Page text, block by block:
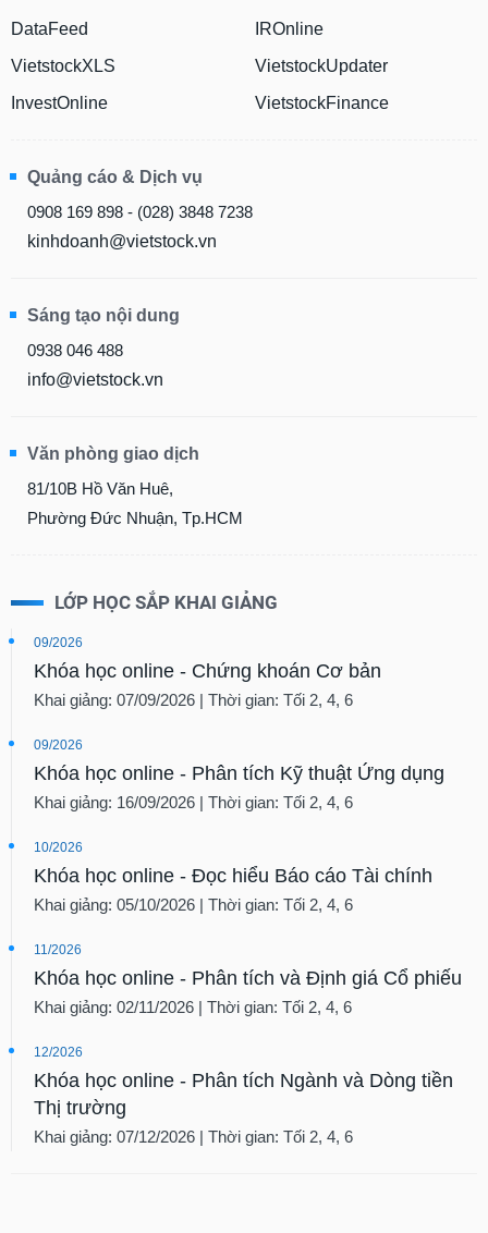
DataFeed
VietstockXLS
InvestOnline
IROnline
VietstockUpdater
VietstockFinance
Quảng cáo & Dịch vụ
0908 169 898 - (028) 3848 7238
kinhdoanh@vietstock.vn
Sáng tạo nội dung
0938 046 488
info@vietstock.vn
Văn phòng giao dịch
81/10B Hồ Văn Huê,
Phường Đức Nhuận, Tp.HCM
LỚP HỌC SẮP KHAI GIẢNG
09/2026
Khóa học online - Chứng khoán Cơ bản
Khai giảng: 07/09/2026 | Thời gian: Tối 2, 4, 6
09/2026
Khóa học online - Phân tích Kỹ thuật Ứng dụng
Khai giảng: 16/09/2026 | Thời gian: Tối 2, 4, 6
10/2026
Khóa học online - Đọc hiểu Báo cáo Tài chính
Khai giảng: 05/10/2026 | Thời gian: Tối 2, 4, 6
11/2026
Khóa học online - Phân tích và Định giá Cổ phiếu
Khai giảng: 02/11/2026 | Thời gian: Tối 2, 4, 6
12/2026
Khóa học online - Phân tích Ngành và Dòng tiền
Thị trường
Khai giảng: 07/12/2026 | Thời gian: Tối 2, 4, 6